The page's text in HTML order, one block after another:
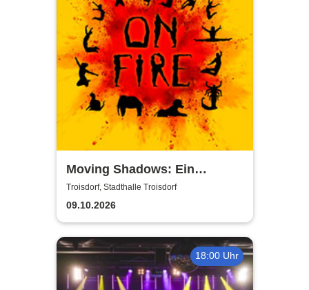
Moving Shadows: Ein
Schattentheater, das alles in
den Schatten stellt - On Fire
Troisdorf, Stadthalle Troisdorf
09.10.2026
18:00 Uhr